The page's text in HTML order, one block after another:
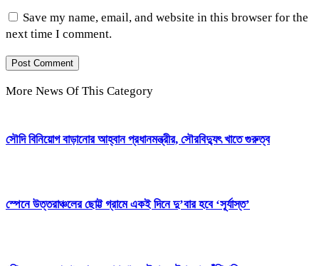
Save my name, email, and website in this browser for the
next time I comment.
More News Of This Category
সৌদি বিনিয়োগ বাড়ানোর আহ্বান প্রধানমন্ত্রীর, সৌরবিদ্যুৎ খাতে গুরুত্ব
স্পেনে উত্তরাঞ্চলের ছোট্ট গ্রামে একই দিনে দু’বার হবে ‘সূর্যাস্ত’